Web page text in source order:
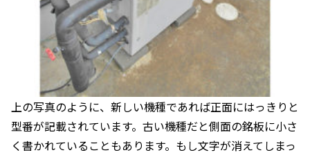
上の写真のように、新しい機種であれば正面にはっきりと
型番が記載されています。古い機種だと側面の銘板に小さ
く書かれていることもあります。もし文字が消えてしまっ